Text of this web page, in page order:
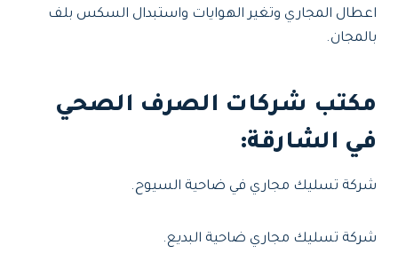
اعطال المجاري وتغير الهوايات واستبدال السكس بلف
بالمجان.
مكتب شركات الصرف الصحي
في الشارقة:
شركة تسليك مجاري في ضاحية السيوح.
شركة تسليك مجاري ضاحية البديع.